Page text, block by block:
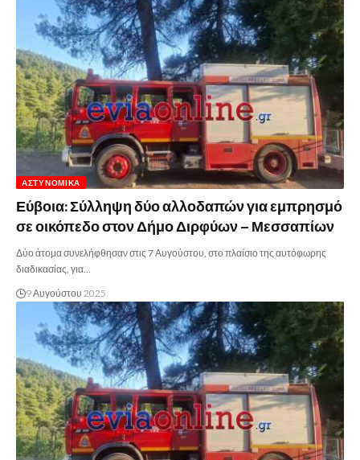
ΑΣΤΥΝΟΜΙΚΆ
Εύβοια: Σύλληψη δύο αλλοδαπών για εμπρησμό
σε οικόπεδο στον Δήμο Διρφύων – Μεσσαπίων
Δύο άτομα συνελήφθησαν στις 7 Αυγούστου, στο πλαίσιο της αυτόφωρης
διαδικασίας, για…
9 Αυγούστου 2025